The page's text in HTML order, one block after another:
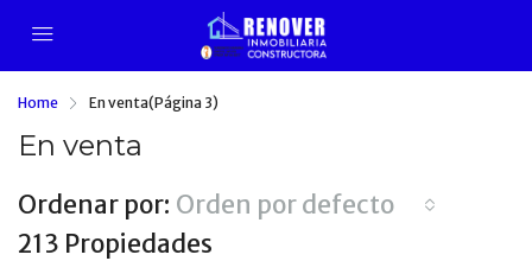
Home En venta(Página 3)
En venta
213 Propiedades
Ordenar por: Orden por defecto